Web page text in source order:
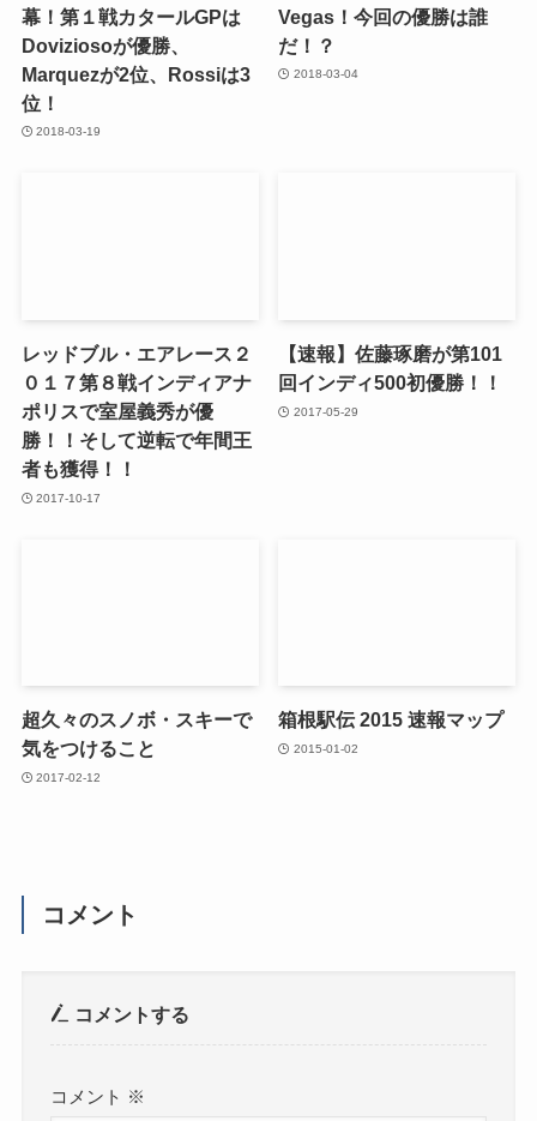
幕！第１戦カタールGPは
Doviziosoが優勝、
Marquezが2位、Rossiは3
位！
2018-03-19
Vegas！今回の優勝は誰
だ！？
2018-03-04
レッドブル・エアレース２
０１７第８戦インディアナ
ポリスで室屋義秀が優
勝！！そして逆転で年間王
者も獲得！！
2017-10-17
【速報】佐藤琢磨が第101
回インディ500初優勝！！
2017-05-29
超久々のスノボ・スキーで
気をつけること
2017-02-12
箱根駅伝 2015 速報マップ
2015-01-02
コメント
コメントする
コメント ※